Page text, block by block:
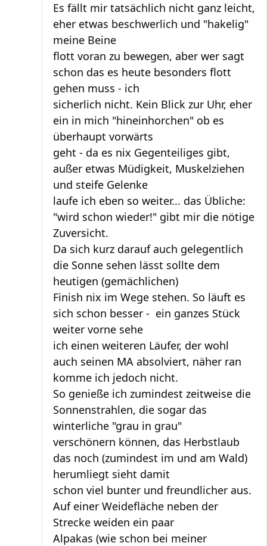
Es fällt mir tatsächlich nicht ganz leicht,
eher etwas beschwerlich und "hakelig"
meine Beine
flott voran zu bewegen, aber wer sagt
schon das es heute besonders flott
gehen muss - ich
sicherlich nicht. Kein Blick zur Uhr, eher
ein in mich "hineinhorchen" ob es
überhaupt vorwärts
geht - da es nix Gegenteiliges gibt,
außer etwas Müdigkeit, Muskelziehen
und steife Gelenke
laufe ich eben so weiter... das Übliche:
"wird schon wieder!" gibt mir die nötige
Zuversicht.
Da sich kurz darauf auch gelegentlich
die Sonne sehen lässt sollte dem
heutigen (gemächlichen)
Finish nix im Wege stehen. So läuft es
sich schon besser - ein ganzes Stück
weiter vorne sehe
ich einen weiteren Läufer, der wohl
auch seinen MA absolviert, näher ran
komme ich jedoch nicht.
So genieße ich zumindest zeitweise die
Sonnenstrahlen, die sogar das
winterliche "grau in grau"
verschönern können, das Herbstlaub
das noch (zumindest im und am Wald)
herumliegt sieht damit
schon viel bunter und freundlicher aus.
Auf einer Weidefläche neben der
Strecke weiden ein paar
Alpakas (wie schon bei meiner